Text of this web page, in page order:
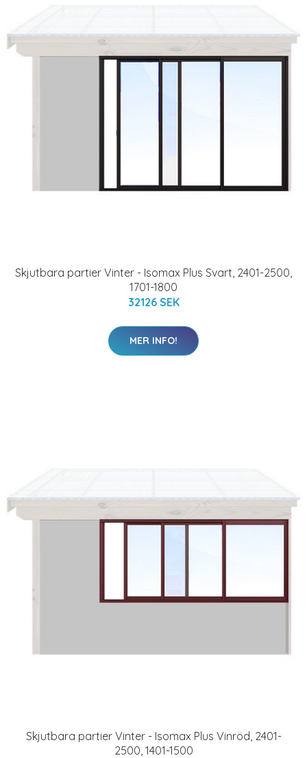
Skjutbara partier Vinter - Isomax Plus Svart, 2401-2500,
1701-1800
32126 SEK
MER INFO!
Skjutbara partier Vinter - Isomax Plus Vinröd, 2401-
2500, 1401-1500